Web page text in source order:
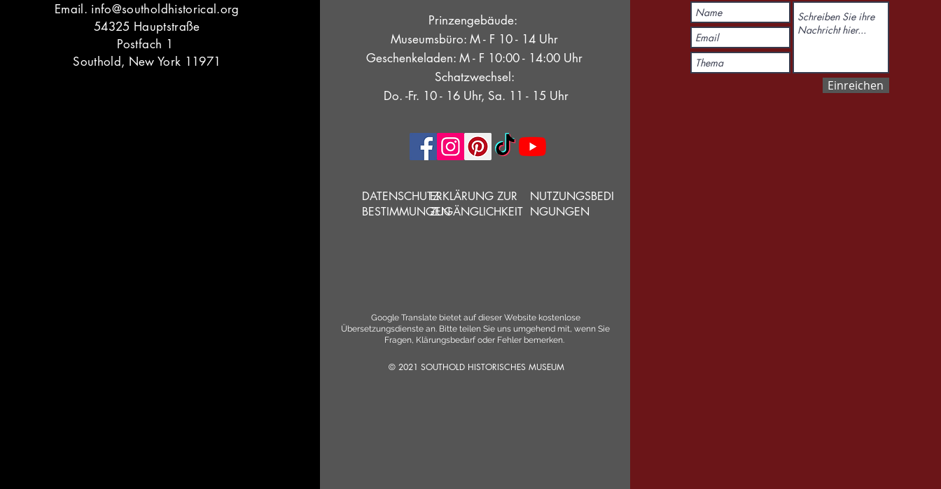
Email. info@southoldhistorical.org
54325 Hauptstraße
Postfach 1
Southold, New York 11971
Prinzengebäude:
Museumsbüro: M - F 10 - 14 Uhr
Geschenkeladen: M - F 10:00 - 14:00 Uhr
Schatzwechsel:
Do. -Fr. 10 - 16 Uhr, Sa. 11 - 15 Uhr
DATENSCHUTZ-
BESTIMMUNGEN
ERKLÄRUNG ZUR
ZUGÄNGLICHKEIT
NUTZUNGSBEDI
NGUNGEN
Google Translate bietet auf dieser Website kostenlose
Übersetzungsdienste an. Bitte teilen Sie uns umgehend mit, wenn Sie
Fragen, Klärungsbedarf oder Fehler bemerken.
© 2021 SOUTHOLD HISTORISCHES MUSEUM
Einreichen